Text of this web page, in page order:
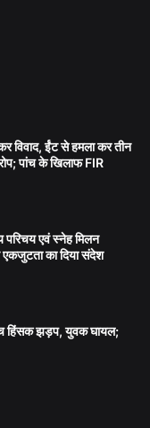
विवाद, ईंट से हमला कर तीन
पांच के खिलाफ FIR
परिचय एवं स्नेह मिलन
एकजुटता का दिया संदेश
हिंसक झड़प, युवक घायल;